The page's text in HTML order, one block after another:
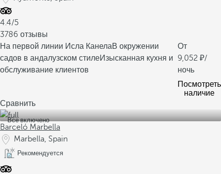
4.4/5
3786 отзывы
На первой линии Исла КанелаВ окружении
садов в андалузском стилеИзысканная кухня и
обслуживание клиентов
От
9,052
/
ночь
Посмотреть
наличие
Сравнить
Все включено
Barceló Marbella
Marbella, Spain
Рекомендуется